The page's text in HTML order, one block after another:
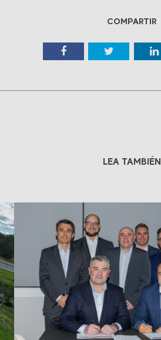
COMPARTIR
LEA TAMBIÉN